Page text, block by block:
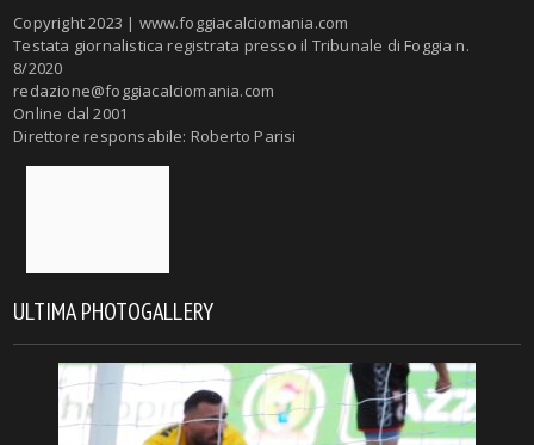
Copyright 2023 | www.foggiacalciomania.com
Testata giornalistica registrata presso il Tribunale di Foggia n.
8/2020
redazione@foggiacalciomania.com
Online dal 2001
Direttore responsabile: Roberto Parisi
ULTIMA PHOTOGALLERY